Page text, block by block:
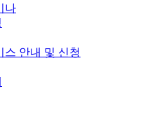
나
스 안내 및 신청